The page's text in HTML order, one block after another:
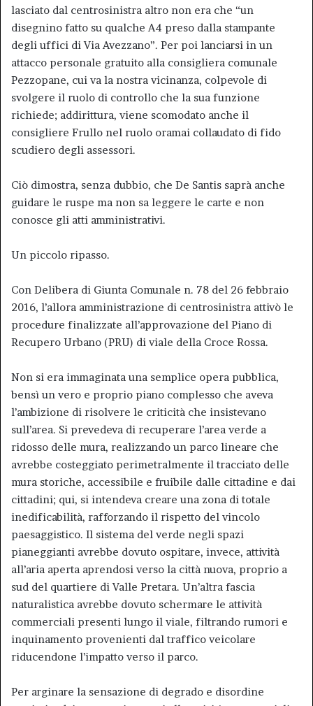
lasciato dal centrosinistra altro non era che “un
disegnino fatto su qualche A4 preso dalla stampante
degli uffici di Via Avezzano”. Per poi lanciarsi in un
attacco personale gratuito alla consigliera comunale
Pezzopane, cui va la nostra vicinanza, colpevole di
svolgere il ruolo di controllo che la sua funzione
richiede; addirittura, viene scomodato anche il
consigliere Frullo nel ruolo oramai collaudato di fido
scudiero degli assessori.
Ciò dimostra, senza dubbio, che De Santis saprà anche
guidare le ruspe ma non sa leggere le carte e non
conosce gli atti amministrativi.
Un piccolo ripasso.
Con Delibera di Giunta Comunale n. 78 del 26 febbraio
2016, l’allora amministrazione di centrosinistra attivò le
procedure finalizzate all’approvazione del Piano di
Recupero Urbano (PRU) di viale della Croce Rossa.
Non si era immaginata una semplice opera pubblica,
bensì un vero e proprio piano complesso che aveva
l’ambizione di risolvere le criticità che insistevano
sull’area. Si prevedeva di recuperare l’area verde a
ridosso delle mura, realizzando un parco lineare che
avrebbe costeggiato perimetralmente il tracciato delle
mura storiche, accessibile e fruibile dalle cittadine e dai
cittadini; qui, si intendeva creare una zona di totale
inedificabilità, rafforzando il rispetto del vincolo
paesaggistico. Il sistema del verde negli spazi
pianeggianti avrebbe dovuto ospitare, invece, attività
all’aria aperta aprendosi verso la città nuova, proprio a
sud del quartiere di Valle Pretara. Un’altra fascia
naturalistica avrebbe dovuto schermare le attività
commerciali presenti lungo il viale, filtrando rumori e
inquinamento provenienti dal traffico veicolare
riducendone l’impatto verso il parco.
Per arginare la sensazione di degrado e disordine